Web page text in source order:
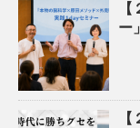
ー